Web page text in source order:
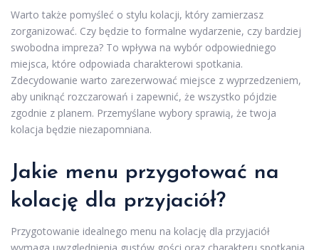
Warto także pomyśleć o stylu kolacji, który zamierzasz
zorganizować. Czy będzie to formalne wydarzenie, czy bardziej
swobodna impreza? To wpływa na wybór odpowiedniego
miejsca, które odpowiada charakterowi spotkania.
Zdecydowanie warto zarezerwować miejsce z wyprzedzeniem,
aby uniknąć rozczarowań i zapewnić, że wszystko pójdzie
zgodnie z planem. Przemyślane wybory sprawią, że twoja
kolacja będzie niezapomniana.
Jakie menu przygotować na
kolację dla przyjaciół?
Przygotowanie idealnego menu na kolację dla przyjaciół